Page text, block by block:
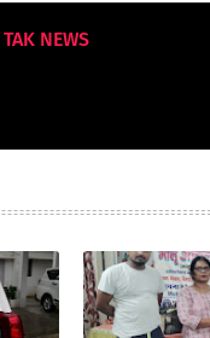
NEWS